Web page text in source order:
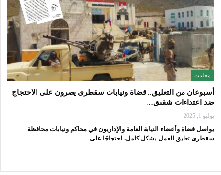
محليات
أسبوعان من التعليق.. قضاة ونيابات سقطرى يصرون على الاحتجاج
ضد اعتداءات شقيق…
يوليو 1, 2025
يواصل قضاة وأعضاء النيابة العامة والإداريون في محاكم ونيابات محافظة
سقطرى تعليق العمل بشكل كامل، احتجاجًا على…